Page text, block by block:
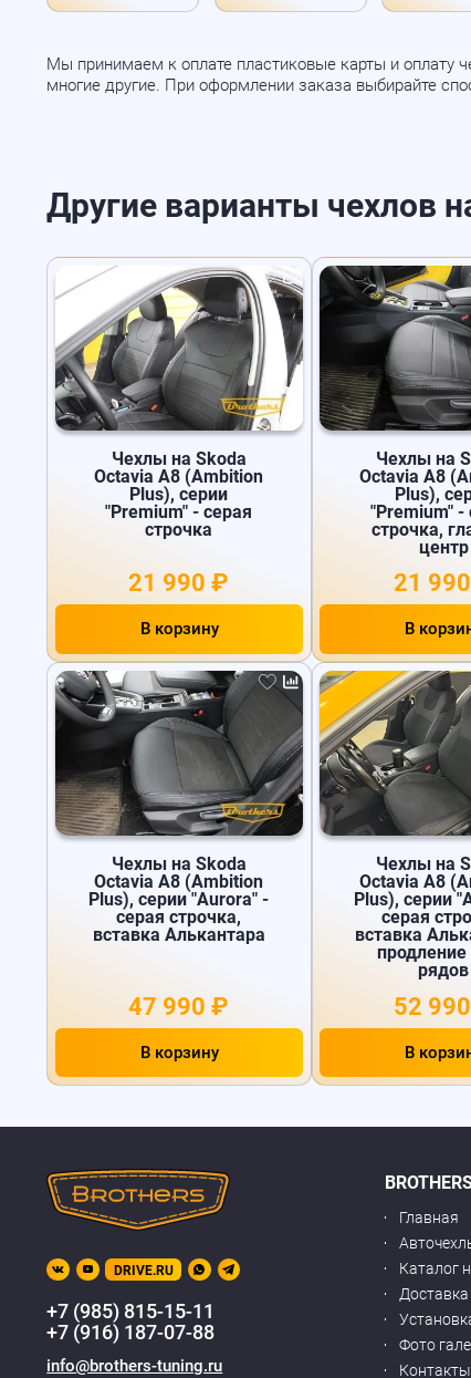
Мы принимаем к оплате пластиковые карты и оплату
многие другие. При оформлении заказа выбирайте
Другие варианты чехлов
Чехлы на Skoda
Octavia A8 (Ambition
Plus), серии
"Premium" - серая
строчка
21 990 ₽
В корзину
Чехлы на
Octavia A8
Plus),
"Premium" -
строчка,
центр
21
В
Чехлы на Skoda
Octavia A8 (Ambition
Plus), серии "Aurora" -
серая строчка,
вставка Алькантара
47 990 ₽
В корзину
Чехлы на
Octavia A8
Plus), серии
серая
вставка
продление
рядов
52
В
DRIVE.RU
+7 (985) 815-15-11
+7 (916) 187-07-88
info@brothers-tuning.ru
Главная
Каталог
Фото
Контакты